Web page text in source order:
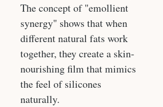
The concept of "emollient
synergy" shows that when
different natural fats work
together, they create a skin-
nourishing film that mimics
the feel of silicones
naturally.